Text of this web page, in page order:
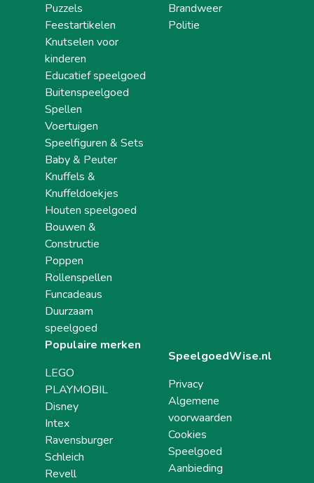
Puzzels
Feestartikelen
Knutselen voor
kinderen
Educatief speelgoed
Buitenspeelgoed
Spellen
Voertuigen
Speelfiguren & Sets
Baby & Peuter
Knuffels &
Knuffeldoekjes
Houten speelgoed
Bouwen &
Constructie
Poppen
Rollenspellen
Funcadeaus
Duurzaam
speelgoed
Brandweer
Politie
Populaire merken
LEGO
PLAYMOBIL
Disney
Intex
Ravensburger
Schleich
Revell
SpeelgoedWise.nl
Privacy
Algemene
voorwaarden
Cookies
Speelgoed
Aanbieding